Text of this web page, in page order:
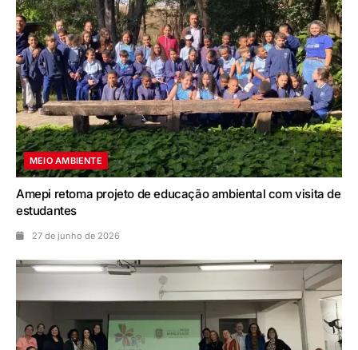
MEIO AMBIENTE
Amepi retoma projeto de educação ambiental com visita de
estudantes
27 de junho de 2026